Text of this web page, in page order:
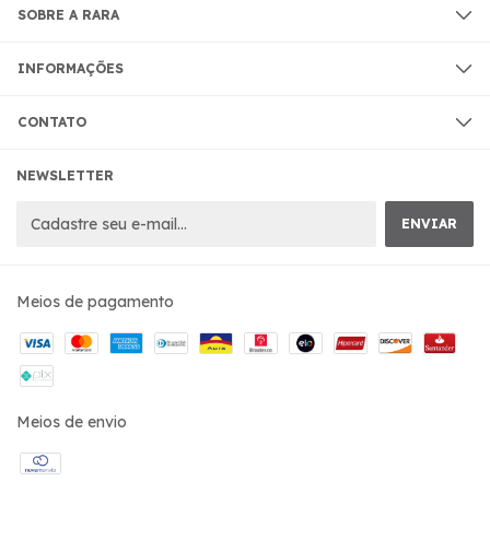
SOBRE A RARA
INFORMAÇÕES
CONTATO
NEWSLETTER
Meios de pagamento
Meios de envio